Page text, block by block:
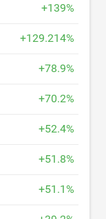
+139%
+129.214%
+78.9%
+70.2%
+52.4%
+51.8%
+51.1%